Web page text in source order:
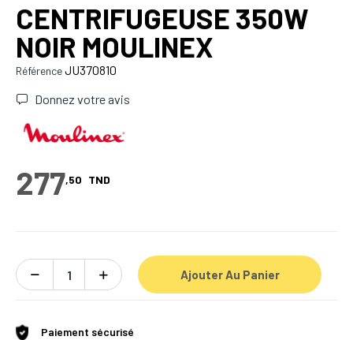
CENTRIFUGEUSE 350W
NOIR MOULINEX
RéférenceJU370810
Donnez votre avis
277,50 TND
Ajouter Au Panier
Paiement sécurisé